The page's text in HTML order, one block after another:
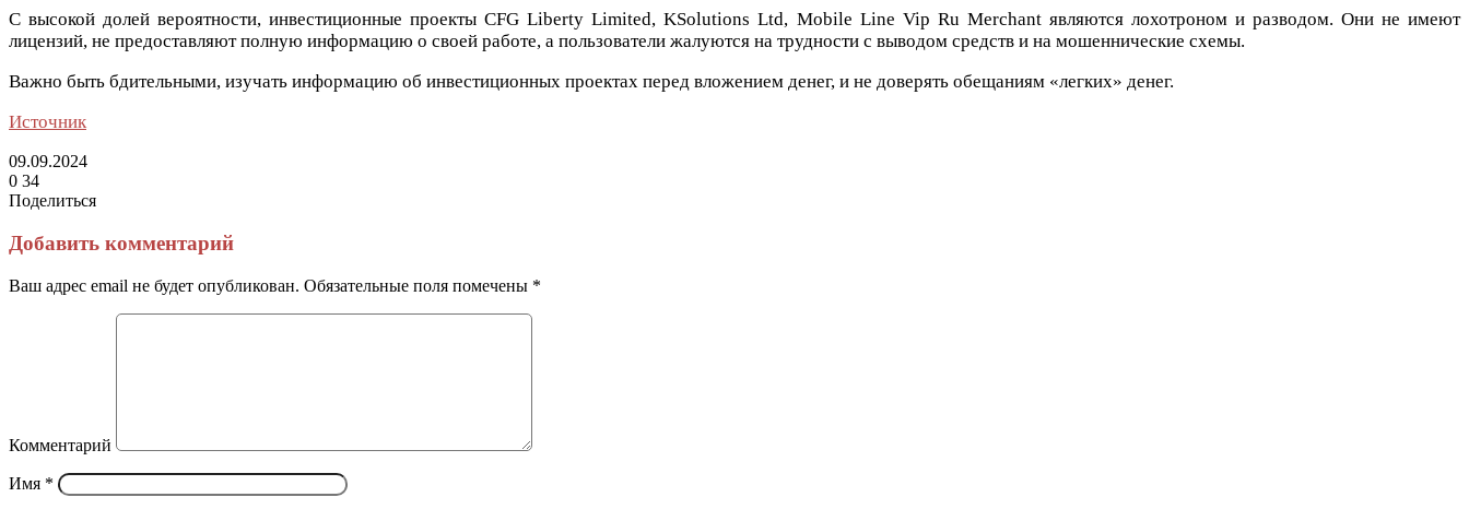
С высокой долей вероятности, инвестиционные проекты CFG Liberty Limited, KSolutions Ltd, Mobile Line Vip Ru Merchant являются лохотроном и разводом. Они не имеют
лицензий, не предоставляют полную информацию о своей работе, а пользователи жалуются на трудности с выводом средств и на мошеннические схемы.
Важно быть бдительными, изучать информацию об инвестиционных проектах перед вложением денег, и не доверять обещаниям «легких» денег.
Источник
09.09.2024
0 34
Поделиться
через
электронную
почту
Добавить комментарий
Ваш адрес email не будет опубликован. Обязательные поля помечены *
Комментарий
Имя *